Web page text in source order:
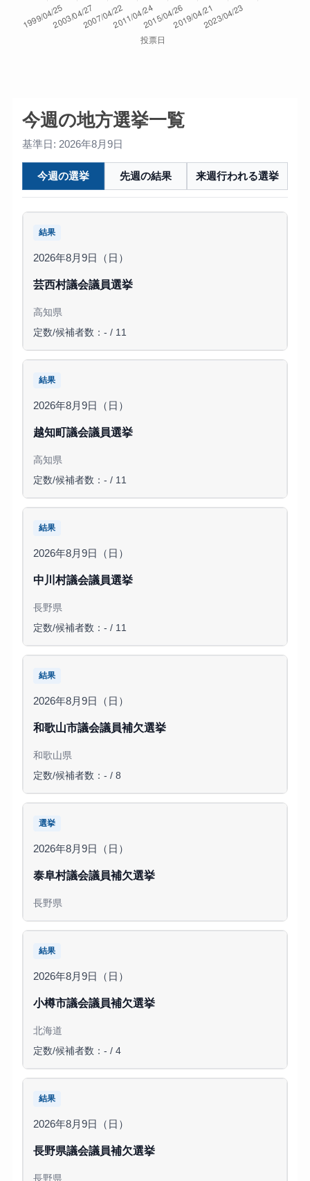
今週の地方選挙一覧
基準日: 2026年8月9日
今週の選挙 先週の結果 来週行われる選挙
結果
2026年8月9日（日）
芸西村議会議員選挙
高知県
定数/候補者数：- / 11
結果
2026年8月9日（日）
越知町議会議員選挙
高知県
定数/候補者数：- / 11
結果
2026年8月9日（日）
中川村議会議員選挙
長野県
定数/候補者数：- / 11
結果
2026年8月9日（日）
和歌山市議会議員補欠選挙
和歌山県
定数/候補者数：- / 8
選挙
2026年8月9日（日）
泰阜村議会議員補欠選挙
長野県
結果
2026年8月9日（日）
小樽市議会議員補欠選挙
北海道
定数/候補者数：- / 4
結果
2026年8月9日（日）
長野県議会議員補欠選挙
長野県